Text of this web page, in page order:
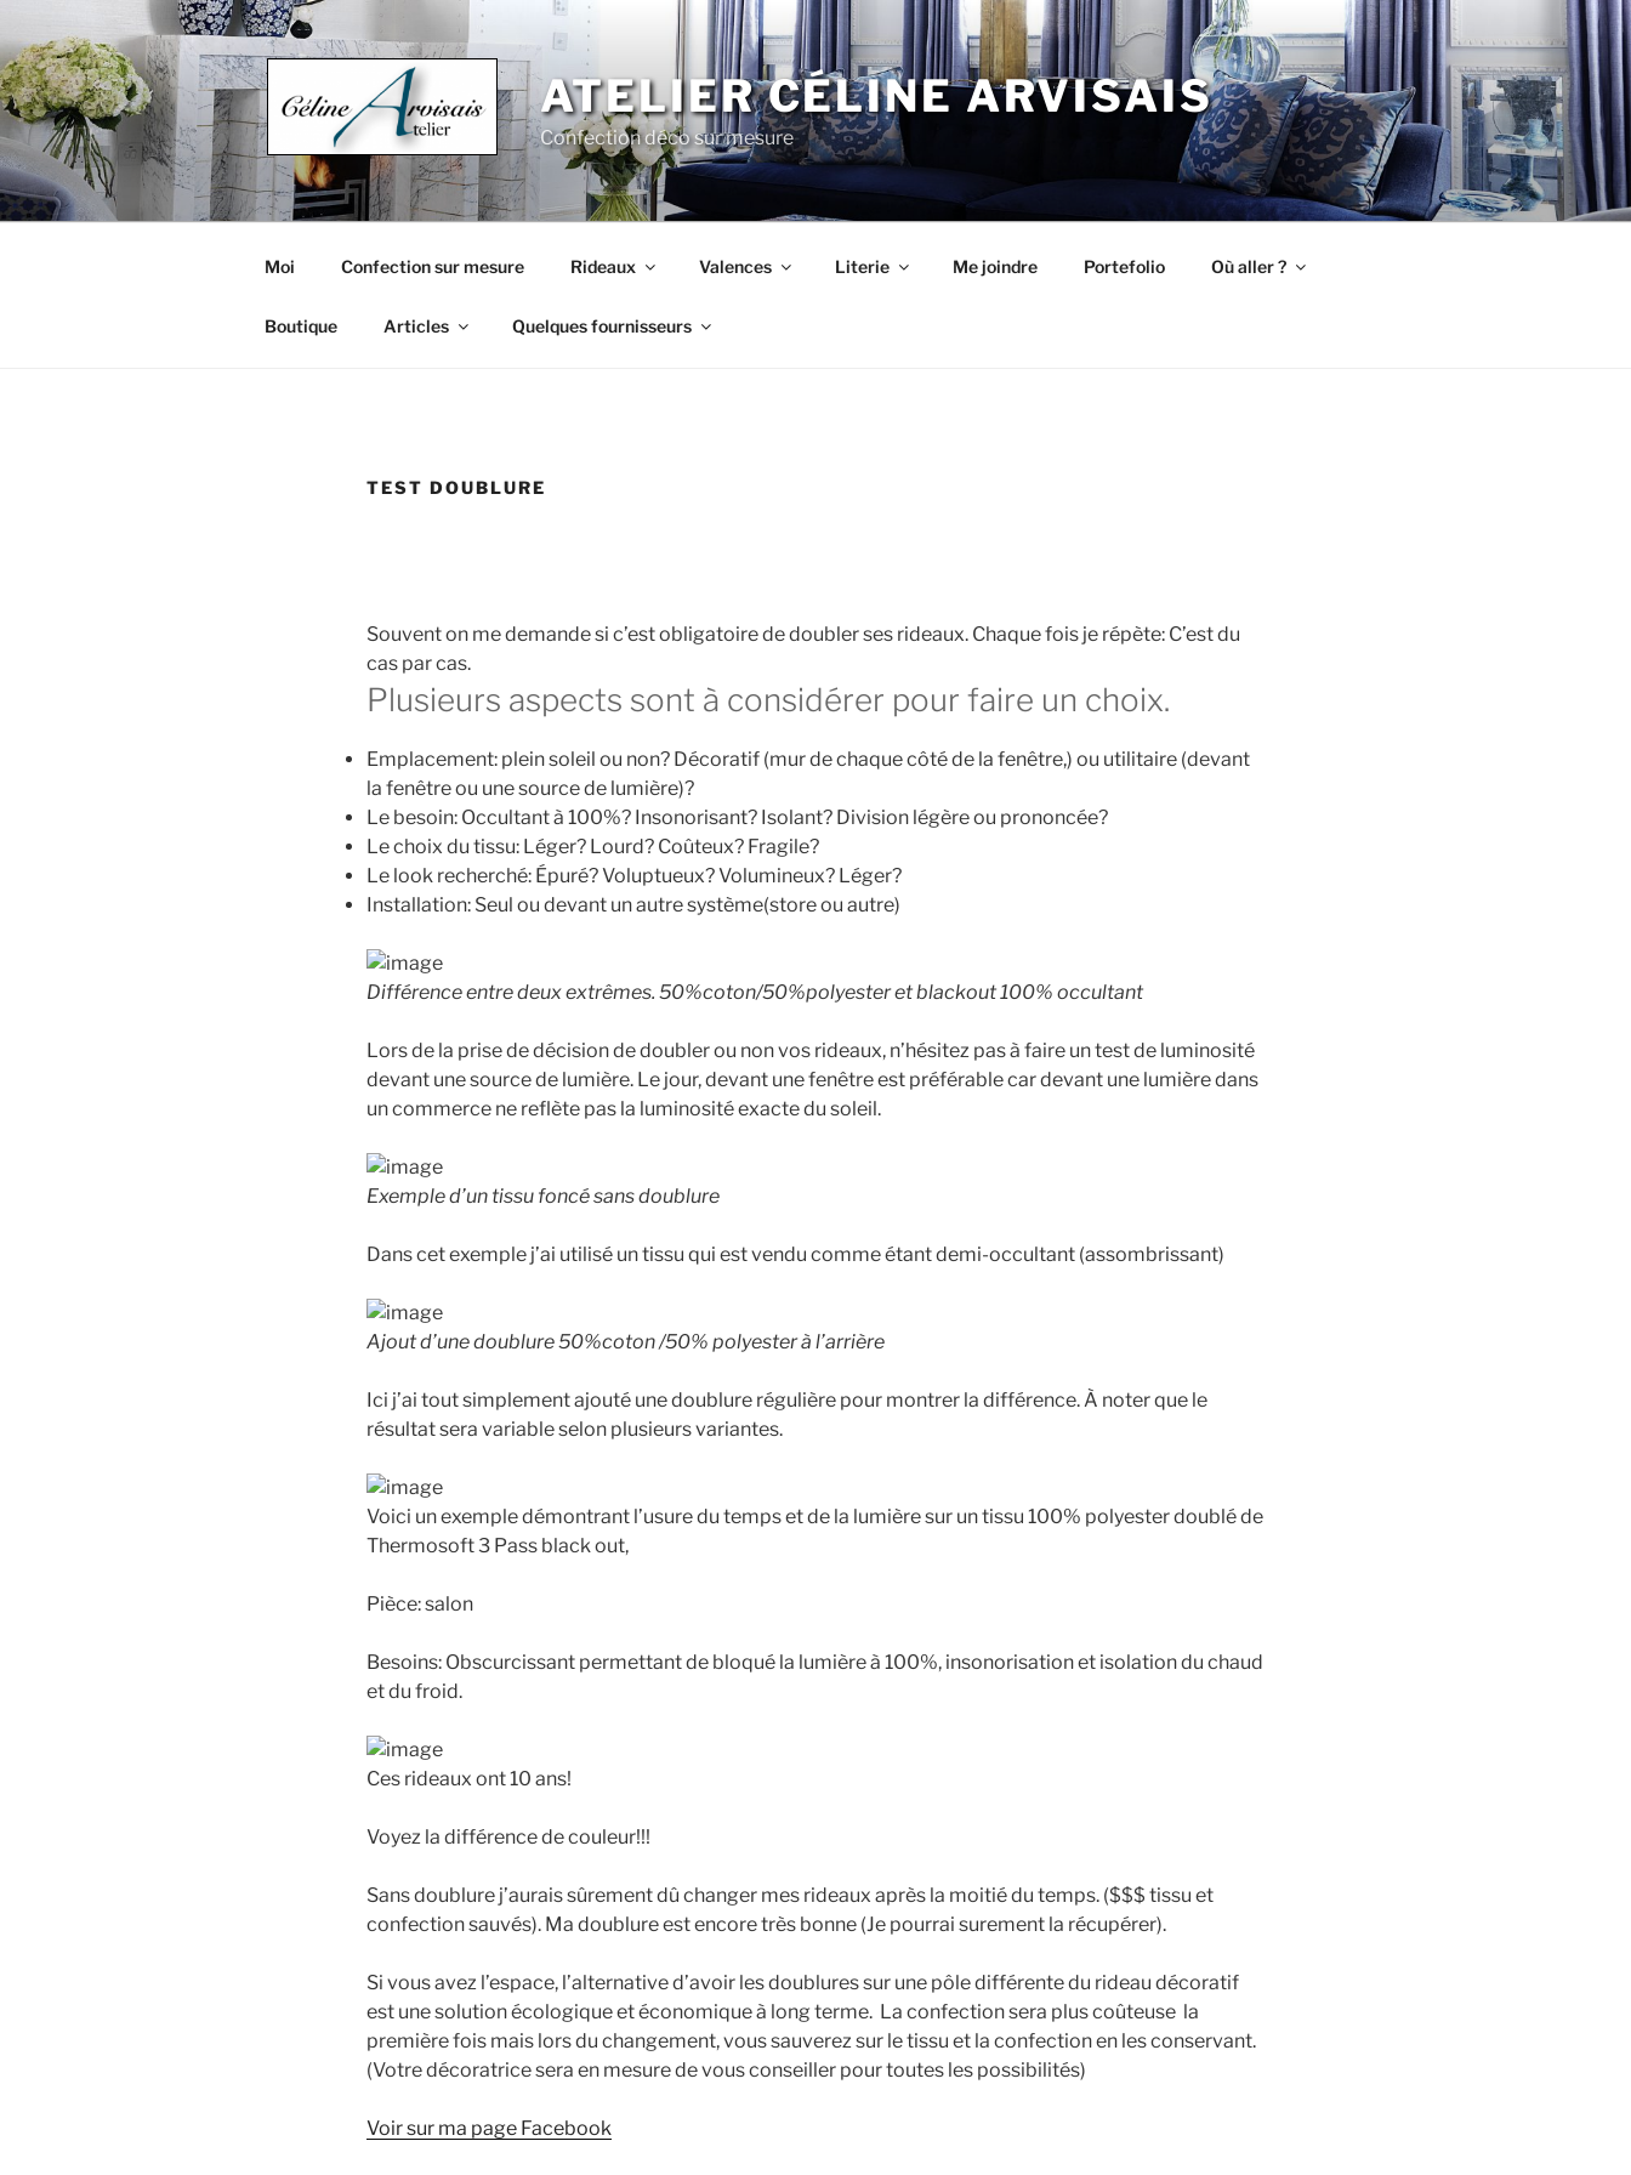
au
contenu
principal
ATELIER CÉLINE ARVISAIS
Confection déco sur mesure
Moi Confection sur mesure Rideaux Valences Literie Me joindre Portefolio Où aller ?
Boutique Articles Quelques fournisseurs
TEST DOUBLURE
Souvent on me demande si c’est obligatoire de doubler ses rideaux. Chaque fois je répète: C’est du
cas par cas.
Plusieurs aspects sont à considérer pour faire un choix.
Emplacement: plein soleil ou non? Décoratif (mur de chaque côté de la fenêtre,) ou utilitaire (devant
la fenêtre ou une source de lumière)?
Le besoin: Occultant à 100%? Insonorisant? Isolant? Division légère ou prononcée?
Le choix du tissu: Léger? Lourd? Coûteux? Fragile?
Le look recherché: Épuré? Voluptueux? Volumineux? Léger?
Installation: Seul ou devant un autre système(store ou autre)
Différence entre deux extrêmes. 50%coton/50%polyester et blackout 100% occultant
Lors de la prise de décision de doubler ou non vos rideaux, n’hésitez pas à faire un test de luminosité
devant une source de lumière. Le jour, devant une fenêtre est préférable car devant une lumière dans
un commerce ne reflète pas la luminosité exacte du soleil.
Exemple d’un tissu foncé sans doublure
Dans cet exemple j’ai utilisé un tissu qui est vendu comme étant demi-occultant (assombrissant)
Ajout d’une doublure 50%coton /50% polyester à l’arrière
Ici j’ai tout simplement ajouté une doublure régulière pour montrer la différence. À noter que le
résultat sera variable selon plusieurs variantes.
Voici un exemple démontrant l’usure du temps et de la lumière sur un tissu 100% polyester doublé de
Thermosoft 3 Pass black out,
Pièce: salon
Besoins: Obscurcissant permettant de bloqué la lumière à 100%, insonorisation et isolation du chaud
et du froid.
Ces rideaux ont 10 ans!
Voyez la différence de couleur!!!
Sans doublure j’aurais sûrement dû changer mes rideaux après la moitié du temps. ($$$ tissu et
confection sauvés). Ma doublure est encore très bonne (Je pourrai surement la récupérer).
Si vous avez l’espace, l’alternative d’avoir les doublures sur une pôle différente du rideau décoratif
est une solution écologique et économique à long terme. La confection sera plus coûteuse la
première fois mais lors du changement, vous sauverez sur le tissu et la confection en les conservant.
(Votre décoratrice sera en mesure de vous conseiller pour toutes les possibilités)
Voir sur ma page Facebook